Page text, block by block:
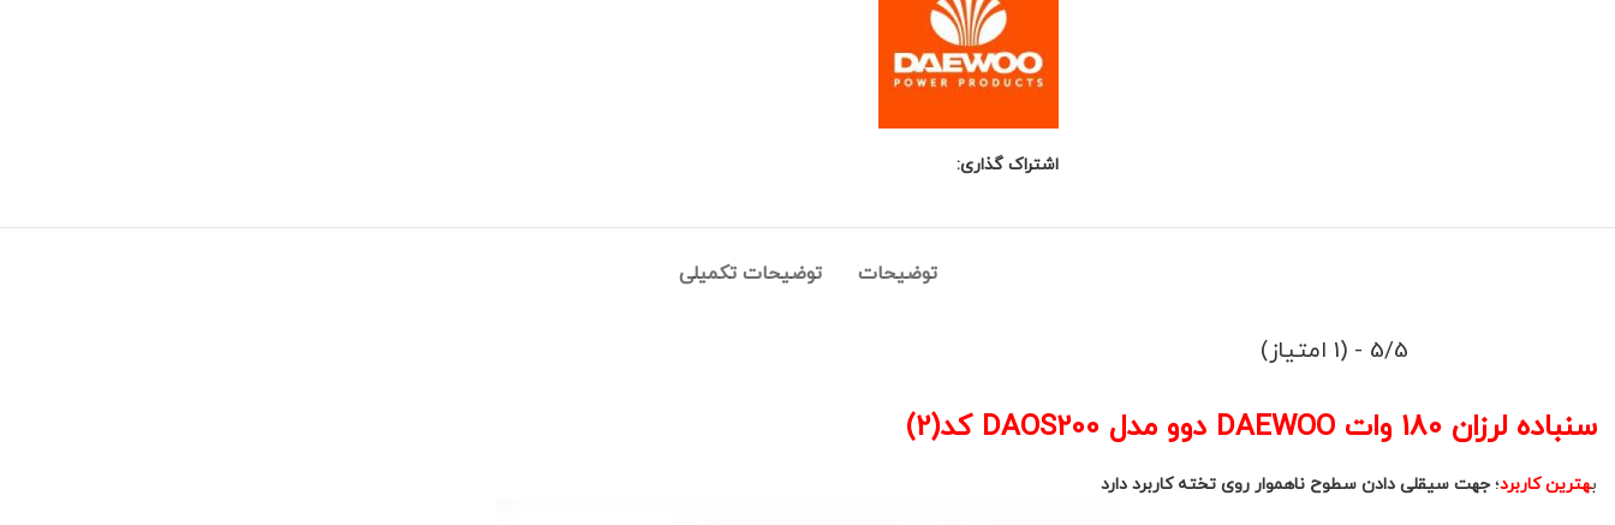
اشتراک گذاری:
توضیحات توضیحات تکمیلی
5/5 - (1 امتیاز)
سنباده لرزان 180 وات DAEWOO دوو مدل DAOS200 کد(2)
بهترین کاربرد؛ جهت سیقلی دادن سطوح ناهموار روی تخته کاربرد دارد